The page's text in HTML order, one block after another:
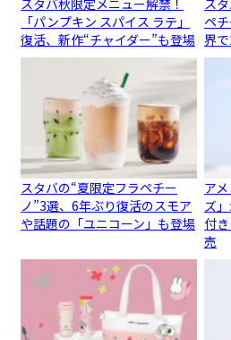
「パンプキン スパイス ラテ」
復活、新作“チャイダー”も登場
ペ
界
スタバの“夏限定フラペチー
ノ”3選、6年ぶり復活のスモア
や話題の「ユニコーン」も登場
ア
ズ
付
売